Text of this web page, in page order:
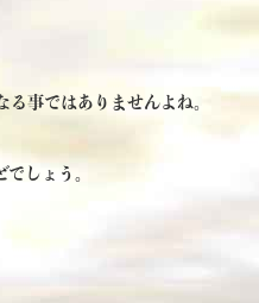
事ではありませんよね。
しょう。